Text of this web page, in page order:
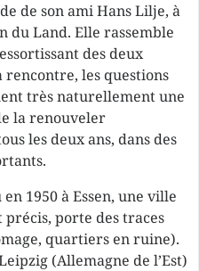
de son ami Hans Lilje, à
du Land. Elle rassemble
des deux
rencontre, les questions
très naturellement une
la renouveler
les deux ans, dans des
1950 à Essen, une ville
précis, porte des traces
quartiers en ruine).
(Allemagne de l’Est)